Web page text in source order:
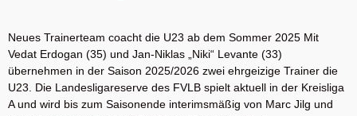
Neues Trainerteam coacht die U23 ab dem Sommer 2025 Mit
Vedat Erdogan (35) und Jan-Niklas „Niki“ Levante (33)
übernehmen in der Saison 2025/2026 zwei ehrgeizige Trainer die
U23. Die Landesligareserve des FVLB spielt aktuell in der Kreisliga
A und wird bis zum Saisonende interimsmäßig von Marc Jilg und